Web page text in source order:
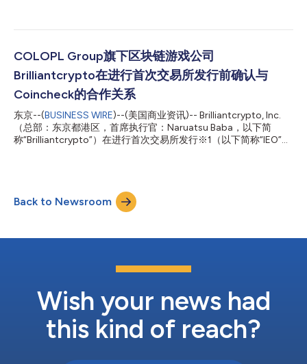
众多区块链游戏用户所在的地区，从而走向世界舞台。 ● 合作伙伴
区，在拉丁美洲和西班牙拥有超过40万名会员。 他们的社区通过
创造内容、参加冒险任务和电子竞技比赛，积极参与Web3经济。
随着玩家们参与社区项目并一同提升等级，他们促进了自身的发展
和繁荣。 他们为我们的社区提供了一个加强经济能力的平台。
#SomosOLA https://olagg.io/ Indi GG IndiGG是Kratos Studios
收购的一个游戏DAO，首先在印度等新兴市场建立分销渠道，使游
戏开发者和玩家之间能够进行价值交换。这个社区由多个微型游戏
社区组成...
COLOPL Group旗下区块链游戏公司
Brilliantcrypto在进行首次交易所发行前确认与
Coincheck的合作关系
东京--(BUSINESS WIRE)--(美国商业资讯)-- Brilliantcrypto, Inc.
（总部：东京都港区，首席执行官：Naruatsu Baba，以下简
称“Brilliantcrypto”）在进行首次交易所发行※1（以下简称“IEO”）
Inc.（首席执行官：Takashi Miyamoto，总部：东京都港区）的全
资子公司，运用区块链技术开展GameFi※2项目。 凭借这次合作，
并通过Brilliantcrypto目前正在开发的区块链游戏和Coincheck的
同打造新的游戏体验和GameFi市场。 目前正在开发中的大规模日
念的灵感源于比特币的“工作量证明”(Proof of Work)※3机制，旨...
Back to Newsroom
Wish your news had
this kind of reach?